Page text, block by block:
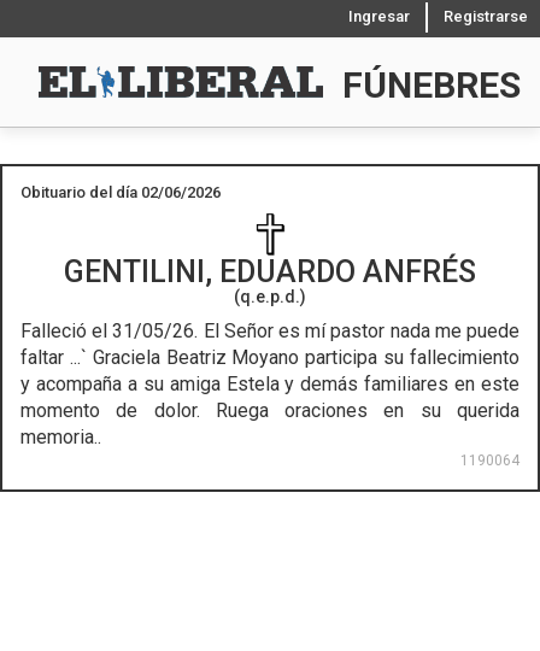
Ingresar Registrarse
FÚNEBRES
Obituario del día 02/06/2026
GENTILINI, EDUARDO ANFRÉS
(q.e.p.d.)
Falleció el 31/05/26. El Señor es mí pastor nada me puede
faltar ...` Graciela Beatriz Moyano participa su fallecimiento
y acompaña a su amiga Estela y demás familiares en este
momento de dolor. Ruega oraciones en su querida
memoria..
1190064